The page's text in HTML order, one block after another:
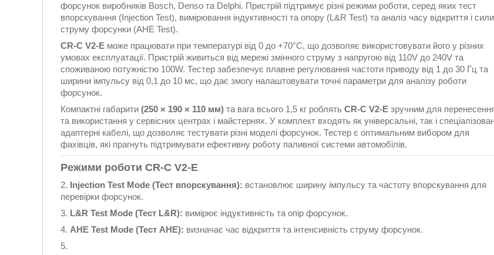
форсунок виробників Bosch, Denso та Delphi. Пристрій підтримує різні режими роботи, серед яких тест
впорскування (Injection Test), вимірювання індуктивності та опору (L&R Test) та аналіз часу відкриття і сили
струму форсунки (AHE Test).
CR-C V2-E може працювати при температурі від 0 до +70°C, що дозволяє використовувати його у різних
умовах експлуатації. Пристрій живиться від мережі змінного струму з напругою від 110V до 240V та
споживаною потужністю 100W. Тестер забезпечує плавне регулювання частоти приводу від 1 до 30 Гц та
ширини імпульсу від 0,1 до 10 мс, що дає змогу налаштовувати точні параметри для аналізу роботи
форсунок.
Компактні габарити (250 × 190 × 110 мм) та вага всього 1,5 кг роблять CR-C V2-E зручним для
та використання у сервісних центрах і майстернях. У комплект входять як універсальні, так і
адаптерні кабелі, що дозволяє тестувати різні моделі форсунок. Тестер є оптимальним вибором для
фахівців, які прагнуть підтримувати ефективну роботу паливної системи автомобілів.
Режими роботи CR-C V2-E
Injection Test Mode (Тест впорскування): встановлює ширину імпульсу та частоту впорскування для
перевірки форсунок.
L&R Test Mode (Тест L&R): вимірює індуктивність та опір форсунок.
AHE Test Mode (Тест AHE): визначає час відкриття та інтенсивність струму форсунок.